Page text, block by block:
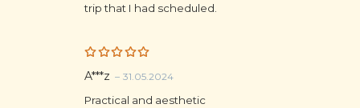
trip that I had scheduled.
Rated5
A***z – 31.05.2024
Practical and aesthetic